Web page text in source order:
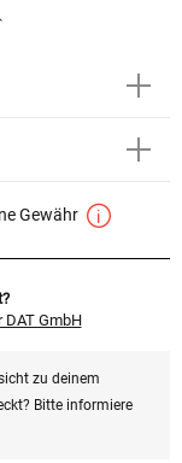
Gewähr
DAT GmbH
zu deinem
Bitte informiere